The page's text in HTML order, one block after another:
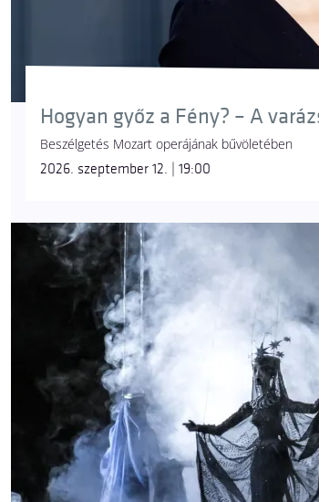
Hogyan győz a Fény? – A
Beszélgetés Mozart operájának bűvöletében
2026. szeptember 12. | 19:00